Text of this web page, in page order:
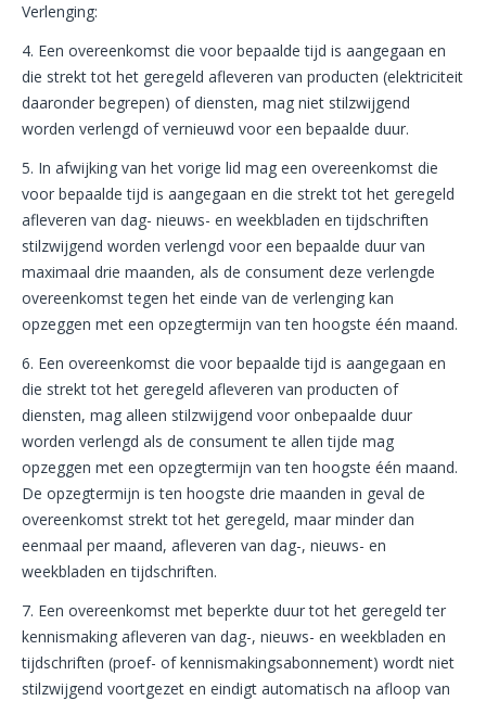
Verlenging:
4. Een overeenkomst die voor bepaalde tijd is aangegaan en
die strekt tot het geregeld afleveren van producten (elektriciteit
daaronder begrepen) of diensten, mag niet stilzwijgend
worden verlengd of vernieuwd voor een bepaalde duur.
5. In afwijking van het vorige lid mag een overeenkomst die
voor bepaalde tijd is aangegaan en die strekt tot het geregeld
afleveren van dag- nieuws- en weekbladen en tijdschriften
stilzwijgend worden verlengd voor een bepaalde duur van
maximaal drie maanden, als de consument deze verlengde
overeenkomst tegen het einde van de verlenging kan
opzeggen met een opzegtermijn van ten hoogste één maand.
6. Een overeenkomst die voor bepaalde tijd is aangegaan en
die strekt tot het geregeld afleveren van producten of
diensten, mag alleen stilzwijgend voor onbepaalde duur
worden verlengd als de consument te allen tijde mag
opzeggen met een opzegtermijn van ten hoogste één maand.
De opzegtermijn is ten hoogste drie maanden in geval de
overeenkomst strekt tot het geregeld, maar minder dan
eenmaal per maand, afleveren van dag-, nieuws- en
weekbladen en tijdschriften.
7. Een overeenkomst met beperkte duur tot het geregeld ter
kennismaking afleveren van dag-, nieuws- en weekbladen en
tijdschriften (proef- of kennismakingsabonnement) wordt niet
stilzwijgend voortgezet en eindigt automatisch na afloop van